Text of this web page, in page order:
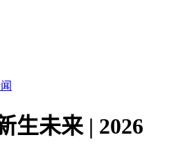
生未来 | 2026